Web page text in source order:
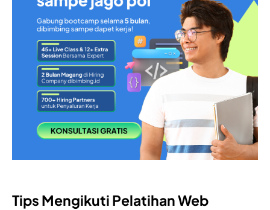
Tips Mengikuti Pelatihan Web